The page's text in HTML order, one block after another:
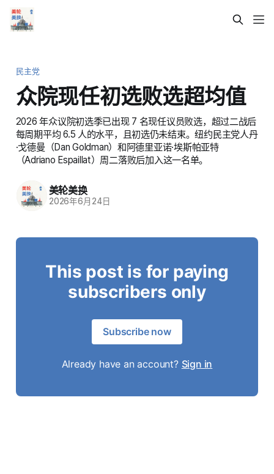
民主党
众院现任初选败选超均值
2026 年众议院初选季已出现 7 名现任议员败选，超过二战后
每周期平均 6.5 人的水平，且初选仍未结束。纽约民主党人丹
·戈德曼（Dan Goldman）和阿德里亚诺·埃斯帕亚特
（Adriano Espaillat）周二落败后加入这一名单。
美轮美换
2026年6月24日
This post is for paying
subscribers only
Subscribe now
Already have an account? Sign in